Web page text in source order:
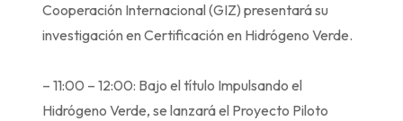
Cooperación Internacional (GIZ) presentará su
investigación en Certificación en Hidrógeno Verde.
– 11:00 – 12:00: Bajo el título Impulsando el
Hidrógeno Verde, se lanzará el Proyecto Piloto